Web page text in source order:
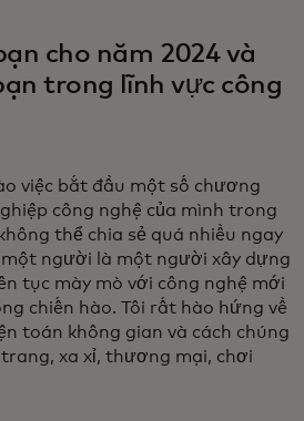
cho năm 2024 và
trong lĩnh vực công
việc bắt đầu một số chương
công nghệ của mình trong
thể chia sẻ quá nhiều ngay
người là một người xây dựng
tục mày mò với công nghệ mới
chiến hào. Tôi rất hào hứng về
toán không gian và cách chúng
xa xỉ, thương mại, chơi